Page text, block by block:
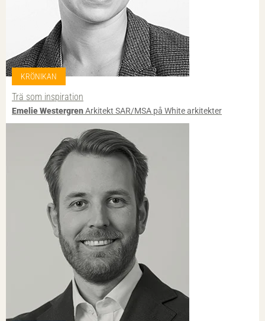
KRÖNIKAN
Trä som inspiration
Emelie WestergrenArkitekt SAR/MSA på White arkitekter